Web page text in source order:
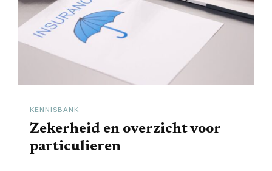
KENNISBANK
Zekerheid en overzicht voor
particulieren